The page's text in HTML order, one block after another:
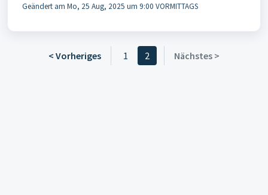
Geändert am Mo, 25 Aug, 2025 um 9:00 VORMITTAGS
< Vorheriges 1 2 Nächstes >